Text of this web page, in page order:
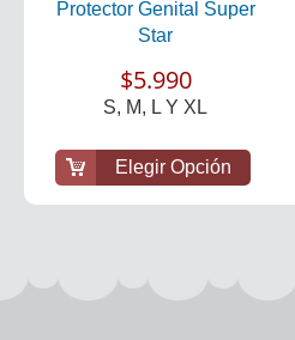
Protector Genital Super
Star
$5.990
S, M, L Y XL
Elegir Opción